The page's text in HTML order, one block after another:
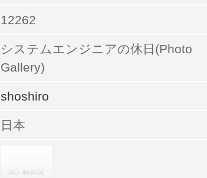
12262
システムエンジニアの休日(Photo
Gallery)
shoshiro
日本